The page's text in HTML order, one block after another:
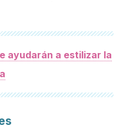
ayudarán a estilizar la